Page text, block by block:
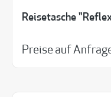
Reisetasche
Preise auf